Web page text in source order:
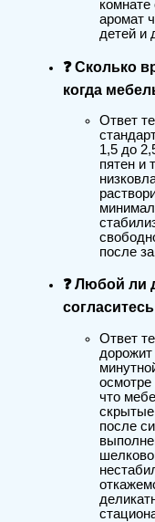
комнате
аромат
детей и
❓ Сколько
когда
Ответ
1,5 до
пятен и
после
❓ Любой ли
Ответ
осмотре
что
скрытые
после